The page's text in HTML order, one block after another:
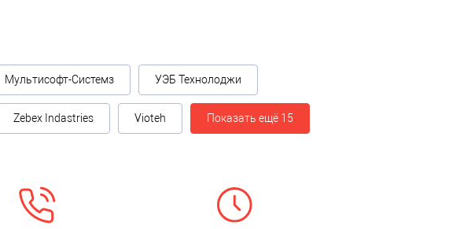
Мультисофт-Системз УЭБ Технолоджи
Zebex Indastries Vioteh Показать ещё 15